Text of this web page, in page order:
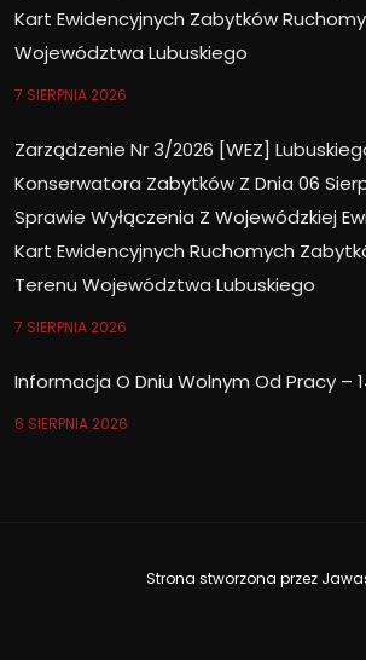
Kart Ewidencyjnych Zabytków
Województwa Lubuskiego
7 SIERPNIA 2026
Zarządzenie Nr 3/2026 [WEZ]
Konserwatora Zabytków Z Dnia 06
Sprawie Wyłączenia Z Wojewódzkiej
Kart Ewidencyjnych Ruchomych
Terenu Województwa Lubuskiego
7 SIERPNIA 2026
Informacja O Dniu Wolnym Od Pracy –
6 SIERPNIA 2026
Strona stworzona przez